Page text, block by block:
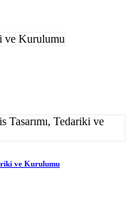
ve Kurulumu